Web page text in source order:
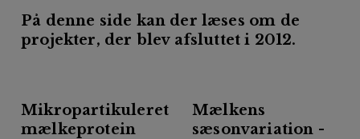
På denne side kan der læses om de
projekter, der blev afsluttet i 2012.
Mikropartikuleret
mælkeprotein
Mælkens
sæsonvariation -